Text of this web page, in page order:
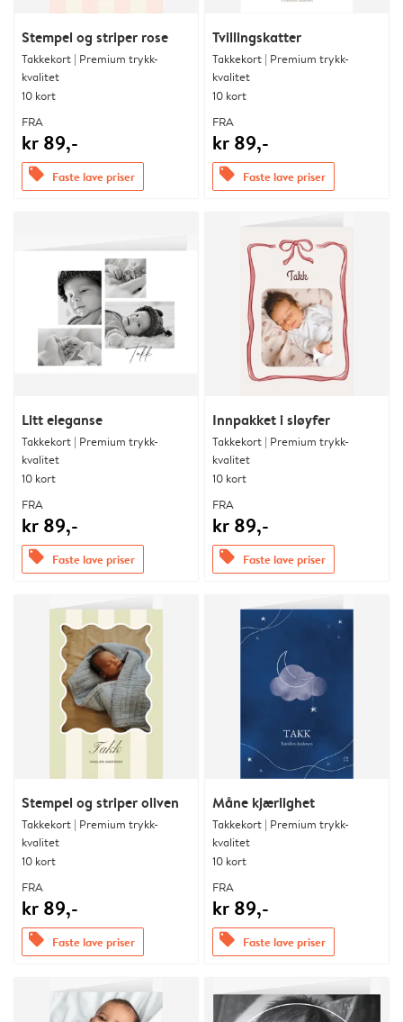
Stempel og striper rose
Takkekort | Premium trykk-
kvalitet
10 kort
FRA
kr 89,-
offers Faste lave priser
Tvillingskatter
Takkekort | Premium trykk-
kvalitet
10 kort
FRA
kr 89,-
offers Faste lave priser
Litt eleganse
Takkekort | Premium trykk-
kvalitet
10 kort
FRA
kr 89,-
offers Faste lave priser
Innpakket i sløyfer
Takkekort | Premium trykk-
kvalitet
10 kort
FRA
kr 89,-
offers Faste lave priser
Stempel og striper oliven
Takkekort | Premium trykk-
kvalitet
10 kort
FRA
kr 89,-
offers Faste lave priser
Måne kjærlighet
Takkekort | Premium trykk-
kvalitet
10 kort
FRA
kr 89,-
offers Faste lave priser